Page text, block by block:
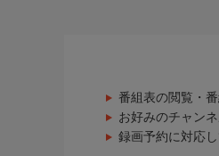
番組表の閲覧・
お好みのチャン
録画予約に対応